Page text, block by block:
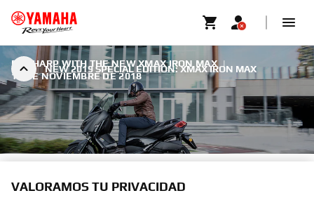
NEW 2019 SPECIAL EDITION: XMAX IRON MAX
BE SHARP WITH THE NEW XMAX IRON MAX |
11 DE NOVIEMBRE DE 2018
NEW 2019 SPECIAL EDITION:
VALORAMOS TU PRIVACIDAD